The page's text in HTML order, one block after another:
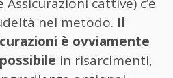
nel metodo. Il
è ovviamente
in risarcimenti,